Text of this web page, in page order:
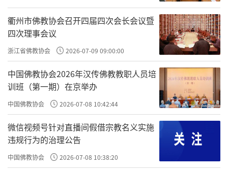
手下抬出一大捆毛笔，一大缸墨汁，宣纸也备
好一大摞，然后传令将栖霞寺的大愿摘下，放
在大雄宝殿前的方砖地上。
知府清清喉咙，抑扬顿挫地说：“诸位诗兄
文友，本府不才，今日特请大家把栖霞寺匾上
的‘寺’字补齐，有贤能者，赏纹银百两。”
话未说完，人群中早有几位撸胳膊挽袖子
跃跃欲试。众人围挤到匾前，一看“栖霞寺”三
字，字字状如斗大，笔笔重若千钧，又都迟疑
衢州市佛教协会召开四届四次会长会议暨
四次理事会议
浙江省佛教协会 2026-07-09 09:00:00
中国佛教协会2026年汉传佛教教职人员培
训班（第一期）在京举办
中国佛教协会 2026-07-08 10:42:44
微信视频号针对直播间假借宗教名义实施
违规行为的治理公告
中国佛教协会 2026-07-08 10:38:20